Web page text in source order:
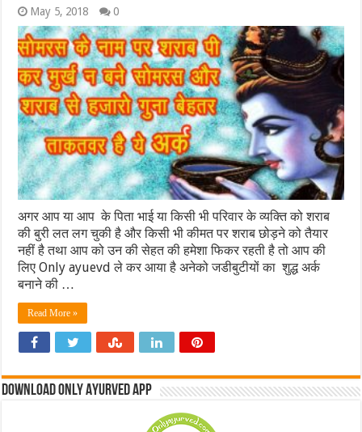
May 5, 2018 0
अगर आप या आप के पिता भाई या किसी भी परिवार के व्यक्ति को शराब
की बुरी लत लग चुकी है और किसी भी कीमत पर शराब छोड़ने को तैयार
नहीं है तथा आप को उन की सेहत की हमेशा फिकर रहती है तो आप की
लिए Only ayuevd ले कर आया है अनेको जडीबुटीयों का शुद्ध अर्क
बनाने की …
Read More »
Download Only Ayurved App